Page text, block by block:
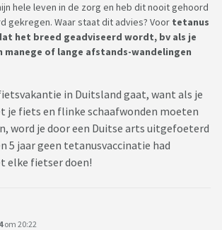
hele leven in de zorg en heb dit nooit gehoord
gekregen. Waar staat dit advies? Voor tetanus
het breed geadviseerd wordt, bv als je
manege of lange afstands-wandelingen
in Duitsland gaat, want als je
je fiets en flinke schaafwonden moeten
word je door een Duitse arts uitgefoeterd
5 jaar geen tetanusvaccinatie had
elke fietser doen!
om 20:22